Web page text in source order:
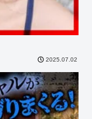
2025.07.02